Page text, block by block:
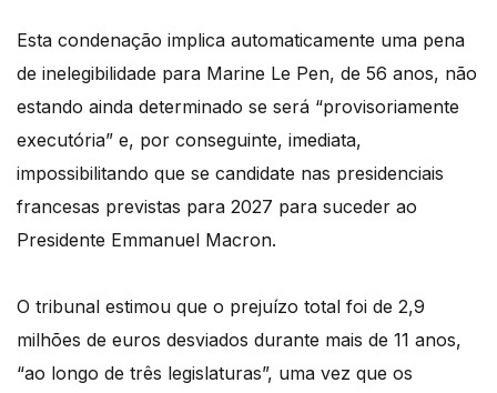
Esta condenação implica automaticamente uma pena
de inelegibilidade para Marine Le Pen, de 56 anos, não
estando ainda determinado se será “provisoriamente
executória” e, por conseguinte, imediata,
impossibilitando que se candidate nas presidenciais
francesas previstas para 2027 para suceder ao
Presidente Emmanuel Macron.
O tribunal estimou que o prejuízo total foi de 2,9
milhões de euros desviados durante mais de 11 anos,
“ao longo de três legislaturas”, uma vez que os